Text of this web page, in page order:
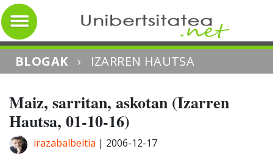
BLOGAK › IZARREN HAUTSA
Maiz, sarritan, askotan (Izarren
Hautsa, 01-10-16)
irazabalbeitia | 2006-12-17